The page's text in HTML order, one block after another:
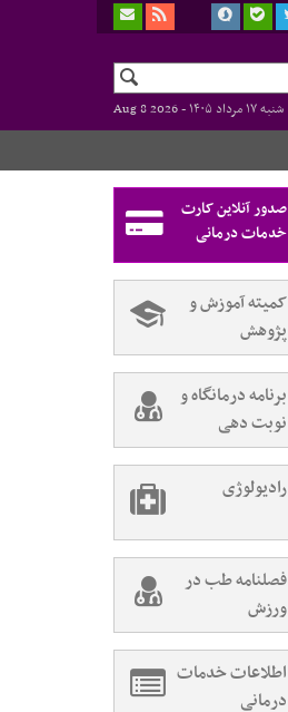
شنبه ۱۷ مرداد ۱۴۰۵ -
Aug 8 2026
صدور آنلاین کارت
خدمات درمانی
کمیته آموزش و
پژوهش
برنامه درمانگاه و
نوبت دهی
رادیولوژی
فصلنامه طب در
ورزش
اطلاعات خدمات
درمانی